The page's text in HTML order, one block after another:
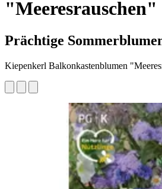
"Meeresrauschen"
Prächtige
Kiepenkerl Balkonkastenblumen